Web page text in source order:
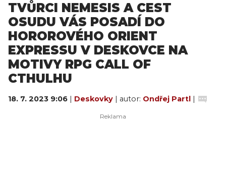
TVŮRCI NEMESIS A CEST
OSUDU VÁS POSADÍ DO
HOROROVÉHO ORIENT
EXPRESSU V DESKOVCE NA
MOTIVY RPG CALL OF
CTHULHU
18. 7. 2023 9:06 | Deskovky | autor: Ondřej Partl |